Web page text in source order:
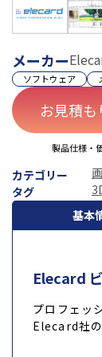
メーカー
ソフトウェア
お見積も
製品仕様・
カテゴリー
タグ
基本
Elecard
プロフェッ
Elecard社の